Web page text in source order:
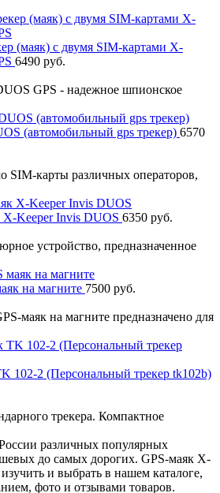
(маяк) с двумя SIM-картами X-
6490 руб.
GPS - надежное шпионское
(автомобильный gps трекер) 6570
SIM-карты различных операторов,
X-Keeper Invis DUOS 6350 руб.
устройство, предназначенное
на магните 7500 руб.
маяк на магните предназначено для
102-2 (Персональный трекер tk102b)
трекера. Компактное
различных популярных
до самых дорогих. GPS-маяк X-
и выбрать в нашем каталоге,
фото и отзывами товаров.